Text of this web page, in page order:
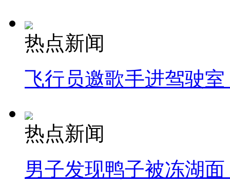
热点新闻
飞行员邀歌手进驾驶
热点新闻
男子发现鸭子被冻湖